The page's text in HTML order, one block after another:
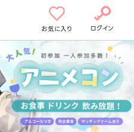
お気に入り ログイン